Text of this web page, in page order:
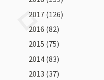
2017 (126)
2016 (82)
2015 (75)
2014 (83)
2013 (37)